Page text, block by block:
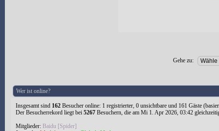
Gehe zu:
Wer ist online?
Insgesamt sind 162 Besucher online: 1 registrierter, 0 unsichtbare und 161 Gäste
Der Besucherrekord liegt bei 5267 Besuchern, die am Mi 1. Apr 2026, 03:42
Mitglieder: Baidu [Spider]